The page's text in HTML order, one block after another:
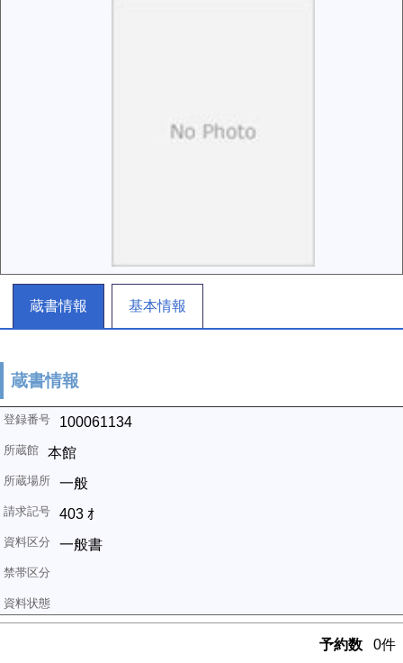
蔵書情報 基本情報
蔵書情報
100061134
本館
一般
403 ｵ
一般書
予約数 0件